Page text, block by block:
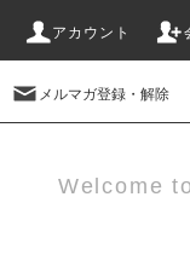
アカウント
メルマガ登録・解除
Welcome